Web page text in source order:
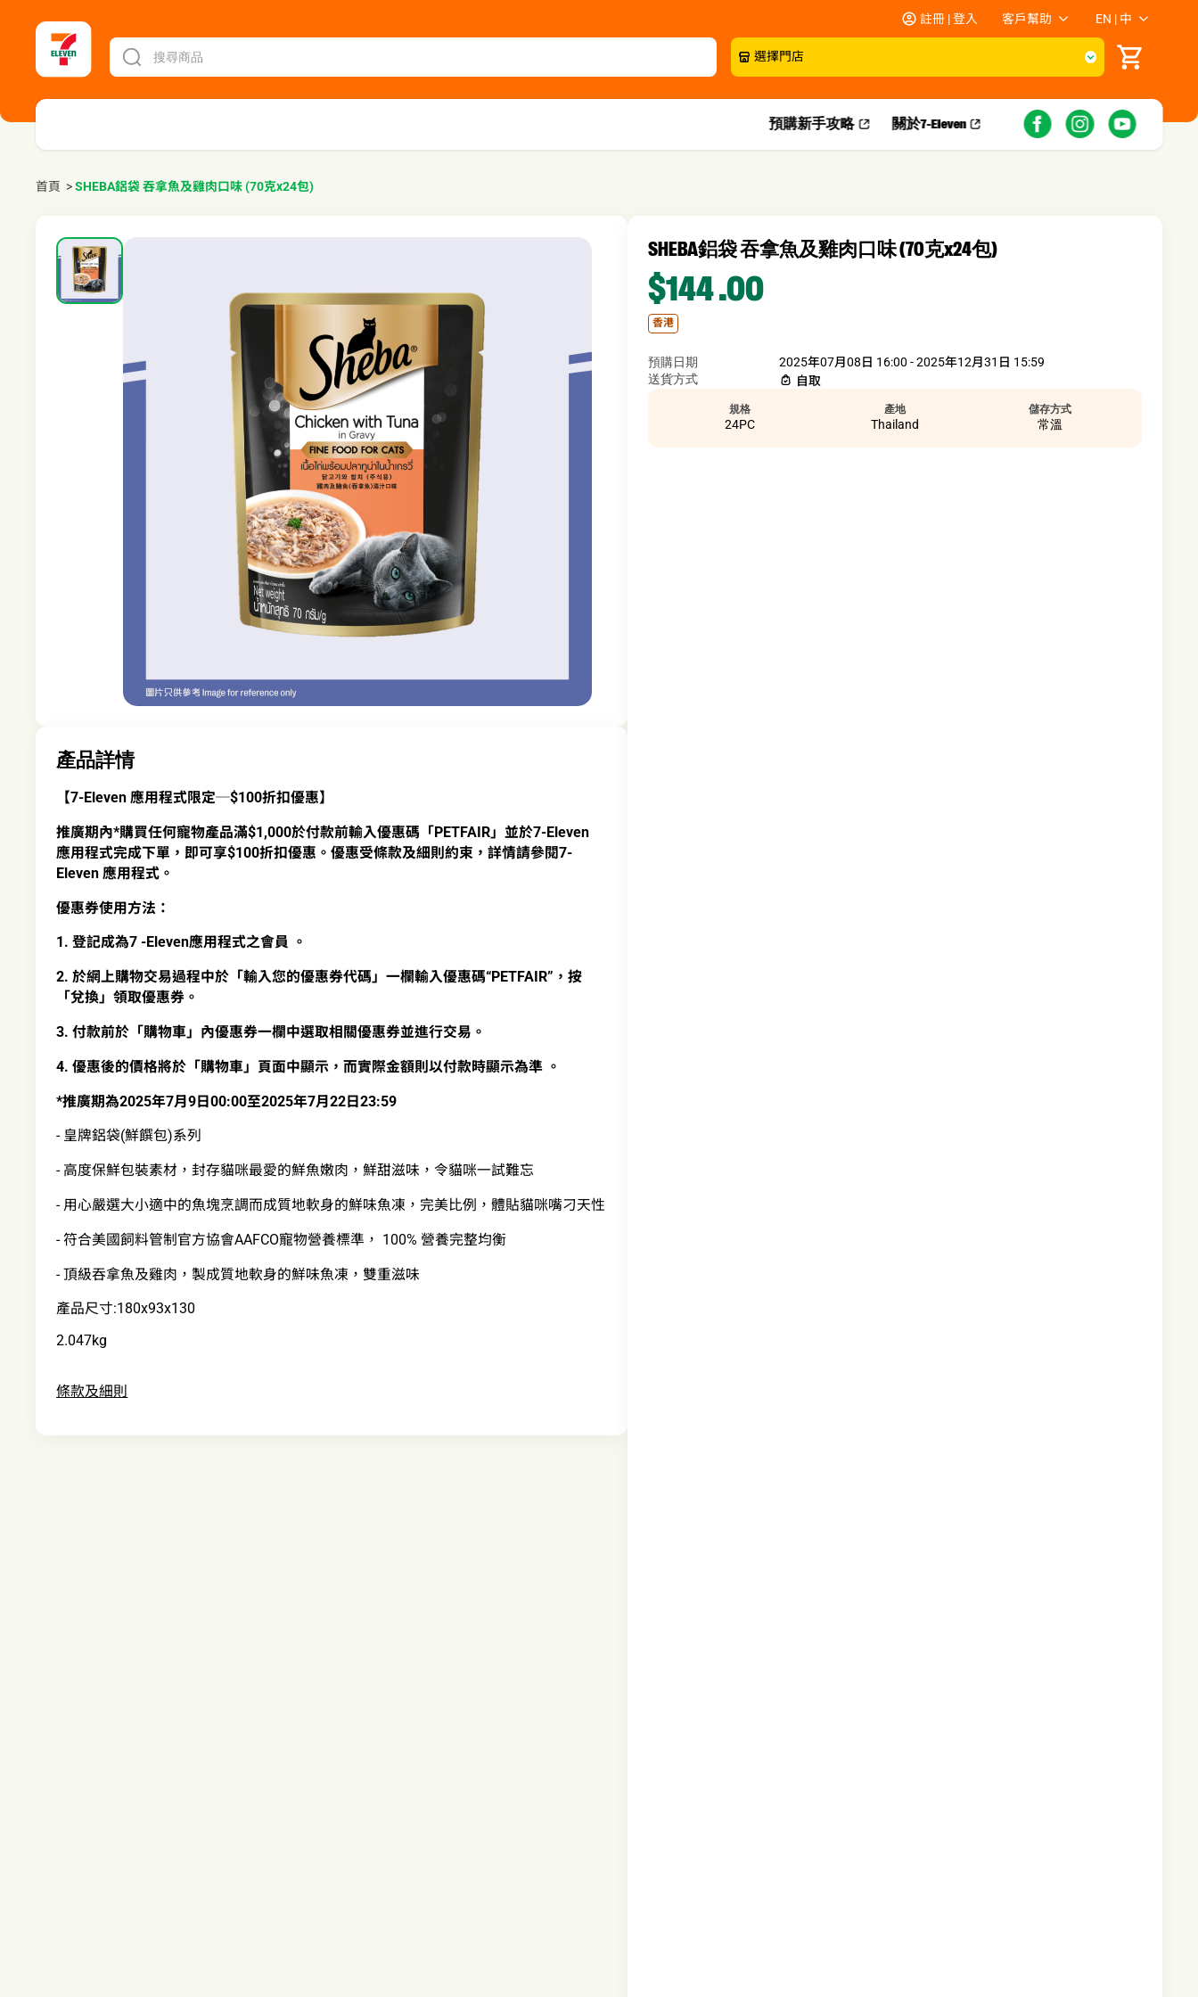
註冊 | 登入 客戶幫助 EN | 中
選擇門店
預購新手攻略​ 關於7-Eleven
首頁 >SHEBA鋁袋 吞拿魚及雞肉口味 (70克x24包)
產品詳情
【7-Eleven 應用程式限定─$100折扣優惠】
推廣期內*購買任何寵物產品滿$1,000於付款前輸入優惠碼「PETFAIR」並於7-Eleven
應用程式完成下單，即可享$100折扣優惠。優惠受條款及細則約束，詳情請參閱7-
Eleven 應用程式。
優惠券使用方法：
1. 登記成為7 -Eleven應用程式之會員 。
2. 於網上購物交易過程中於「輸入您的優惠券代碼」一欄輸入優惠碼“PETFAIR”，按
「兌換」領取優惠券。
3. 付款前於「購物車」內優惠券一欄中選取相關優惠券並進行交易。
4. 優惠後的價格將於「購物車」頁面中顯示，而實際金額則以付款時顯示為準 。
*推廣期為2025年7月9日00:00至2025年7月22日23:59
- 皇牌鋁袋(鮮饌包)系列
- 高度保鮮包裝素材，封存貓咪最愛的鮮魚嫩肉，鮮甜滋味，令貓咪一試難忘
- 用心嚴選大小適中的魚塊烹調而成質地軟身的鮮味魚凍，完美比例，體貼貓咪嘴刁天性
- 符合美國飼料管制官方協會AAFCO寵物營養標準， 100% 營養完整均衡
- 頂級吞拿魚及雞肉，製成質地軟身的鮮味魚凍，雙重滋味
產品尺寸:180x93x130
2.047kg
條款及細則
SHEBA鋁袋 吞拿魚及雞肉口味 (70克x24包)
$144.00
香港
預購日期
2025年07月08日 16:00 - 2025年12月31日 15:59
送貨方式
自取
規格
24PC
產地
Thailand
儲存方式
常溫